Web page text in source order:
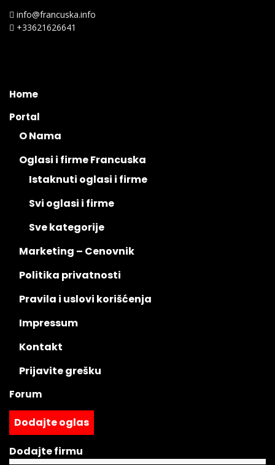
info@francuska.info
+33621626641
Home
Portal
O Nama
Oglasi i firme Francuska
Istaknuti oglasi i firme
Svi oglasi i firme
Sve kategorije
Marketing – Cenovnik
Politika privatnosti
Pravila i uslovi korišćenja
Impressum
Kontakt
Prijavite grešku
Forum
Dodajte oglas
Dodajte firmu